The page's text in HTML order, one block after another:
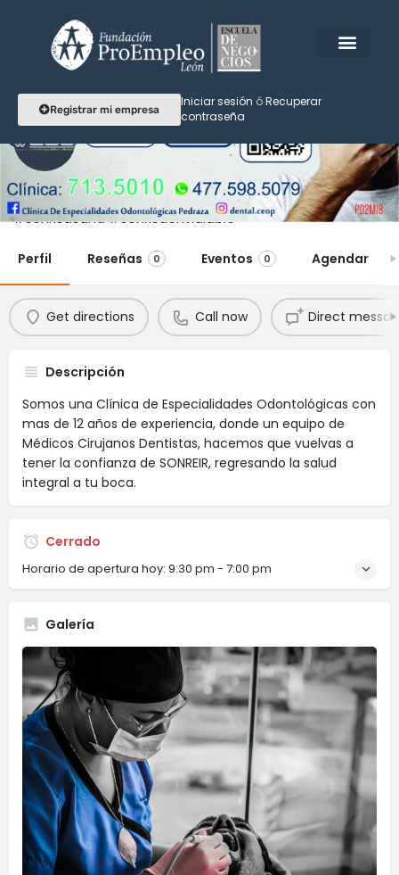
Registrar mi empresa
Iniciar sesión óRecuperar
contraseña
Clínica Dental CEOP
#sonrisasana #sonrisaenvidiable
Perfil Reseñas 0 Eventos 0 Agendar
Get directions Call now Direct
Descripción
Somos una Clínica de Especialidades Odontológicas con
mas de 12 años de experiencia, donde un equipo de
Médicos Cirujanos Dentistas, hacemos que vuelvas a
tener la confianza de SONREIR, regresando la salud
integral a tu boca.
Cerrado
Horario de apertura hoy: 9:30 pm - 7:00 pm
Galería